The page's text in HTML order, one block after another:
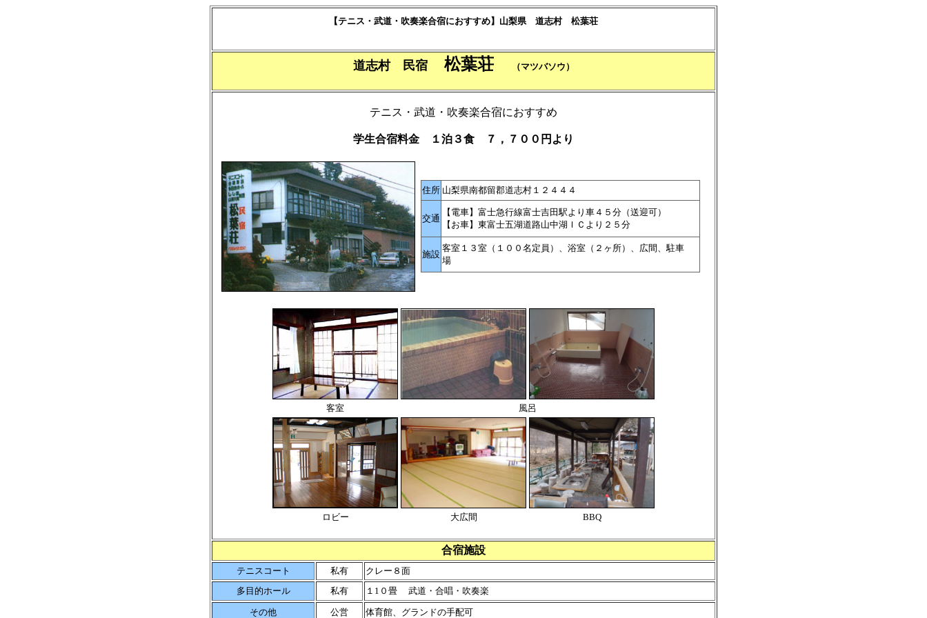
【テニス・武道・吹奏楽合宿におすすめ】山梨県 道志村 松葉荘
道志村 民宿松葉荘（マツバソウ）
テニス・武道・吹奏楽合宿におすすめ
学生合宿料金 １泊３食 ７，７００円より
住所 山梨県南都留郡道志村１２４４４
交通
【電車】富士急行線富士吉田駅より車４５分（送迎可）
【お車】東富士五湖道路山中湖ＩＣより２５分
施設
客室１３室（１００名定員）、浴室（２ヶ所）、広間、駐車
場
客室 風呂
ロビー 大広間 BBQ
合宿施設
テニスコート 私有
クレー８面
多目的ホール
私有 １1０畳 武道・合唱・吹奏楽
その他 公営 体育館、グランドの手配可